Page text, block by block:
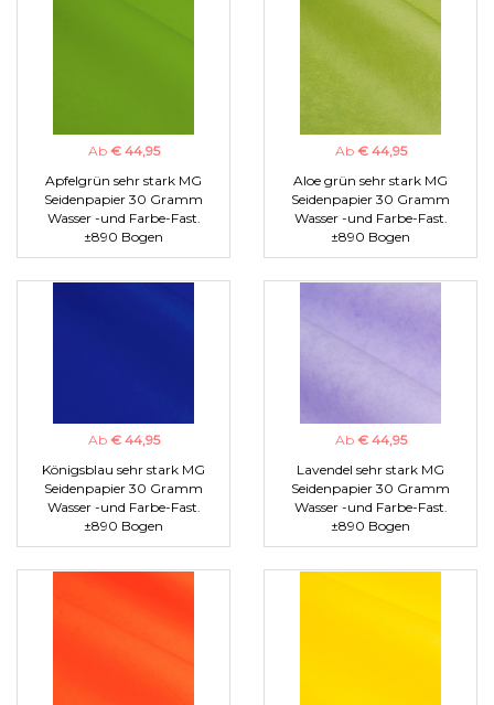
Ab € 44,95
Apfelgrün sehr stark MG
Seidenpapier 30 Gramm
Wasser -und Farbe-Fast.
±890 Bogen
Ab € 44,95
Aloe grün sehr stark MG
Seidenpapier 30 Gramm
Wasser -und Farbe-Fast.
±890 Bogen
Ab € 44,95
Königsblau sehr stark MG
Seidenpapier 30 Gramm
Wasser -und Farbe-Fast.
±890 Bogen
Ab € 44,95
Lavendel sehr stark MG
Seidenpapier 30 Gramm
Wasser -und Farbe-Fast.
±890 Bogen